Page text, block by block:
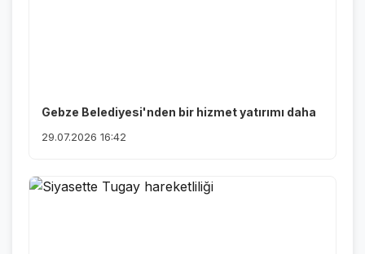
Gebze Belediyesi'nden bir hizmet yatırımı daha
29.07.2026 16:42